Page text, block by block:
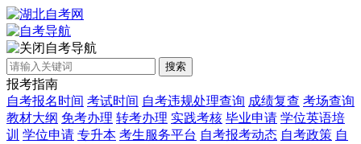
自考导航
搜索
报考指南
自考报名时间 考试时间 自考违规处理查询 成绩复查 考场查询
教材大纲 免考办理 转考办理 实践考核 毕业申请 学位英语培
训 学位申请 专升本 考生服务平台 自考报考动态 自考政策 自